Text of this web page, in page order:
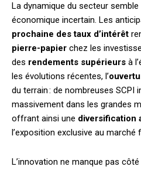
La dynamique du secteur
économique incertain. Les
prochaine des taux d’intérêt
pierre-papier chez les
des rendements supérieurs à
les évolutions récentes, l’
du terrain : de nombreuses SCPI
massivement dans les grandes
offrant ainsi une diversification
l’exposition exclusive au marché
L’innovation ne manque pas côté